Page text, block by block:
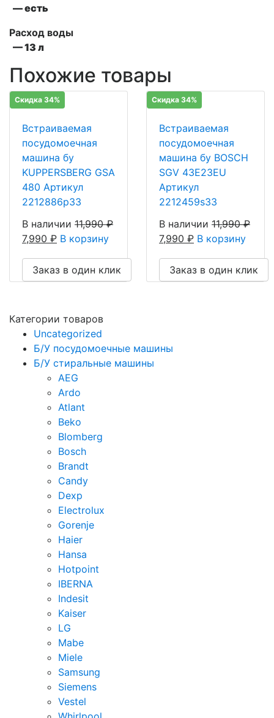
— есть
Расход воды
— 13 л
Похожие товары
Скидка 34%
Встраиваемая
посудомоечная
машина бу
KUPPERSBERG GSA
480 Артикул
2212886p33
В наличии 11,990₽
7,990 ₽ В корзину
Заказ в один клик
Скидка 34%
Встраиваемая
посудомоечная
машина бу BOSCH
SGV 43E23EU
Артикул
2212459s33
В наличии 11,990₽
7,990 ₽ В корзину
Заказ в один клик
Категории товаров
Uncategorized
Б/У посудомоечные машины
Б/У стиральные машины
AEG
Ardo
Atlant
Beko
Blomberg
Bosch
Brandt
Candy
Dexp
Electrolux
Gorenje
Haier
Hansa
Hotpoint
IBERNA
Indesit
Kaiser
LG
Mabe
Miele
Samsung
Siemens
Vestel